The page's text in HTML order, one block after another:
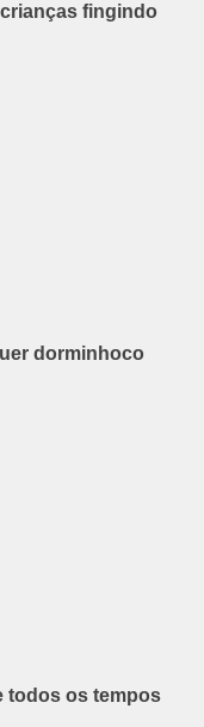
fingindo
dorminhoco
todos os tempos